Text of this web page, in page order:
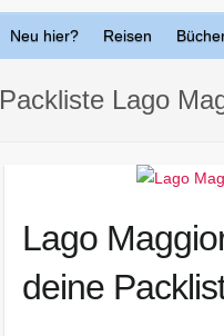
Neu hier? Reisen
Packliste Lago
Lago
deine